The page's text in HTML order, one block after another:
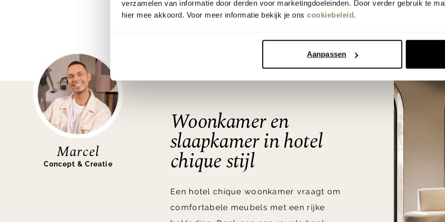
verzamelen van informatie door derden voor marketingdoeleinden. Door verder gebruik te
hier mee akkoord. Voor meer informatie bekijk je ons cookiebeleid.
Aanpassen
Marcel
Concept & Creatie
Woonkamer en
slaapkamer in hotel
chique stijl
Een hotel chique woonkamer vraagt om
comfortabele meubels met een rijke